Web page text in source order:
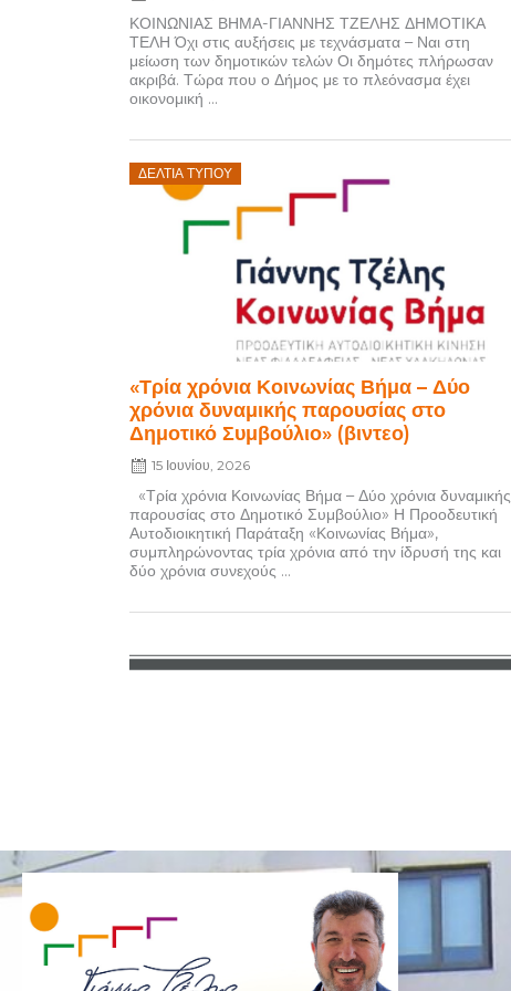
ΚΟΙΝΩΝΙΑΣ ΒΗΜΑ-ΓΙΑΝΝΗΣ ΤΖΕΛΗΣ ΔΗΜΟΤΙΚΑ
ΤΕΛΗ Όχι στις αυξήσεις με τεχνάσματα – Ναι στη
μείωση των δημοτικών τελών Οι δημότες πλήρωσαν
ακριβά. Τώρα που ο Δήμος με το πλεόνασμα έχει
οικονομική ...
ΔΕΛΤΊΑ ΤΎΠΟΥ
«Τρία χρόνια Κοινωνίας Βήμα – Δύο
χρόνια δυναμικής παρουσίας στο
Δημοτικό Συμβούλιο» (βιντεο)
Posted
on
15 Ιουνίου, 2026
«Τρία χρόνια Κοινωνίας Βήμα – Δύο χρόνια δυναμικής
παρουσίας στο Δημοτικό Συμβούλιο» Η Προοδευτική
Αυτοδιοικητική Παράταξη «Κοινωνίας Βήμα»,
συμπληρώνοντας τρία χρόνια από την ίδρυσή της και
δύο χρόνια συνεχούς ...